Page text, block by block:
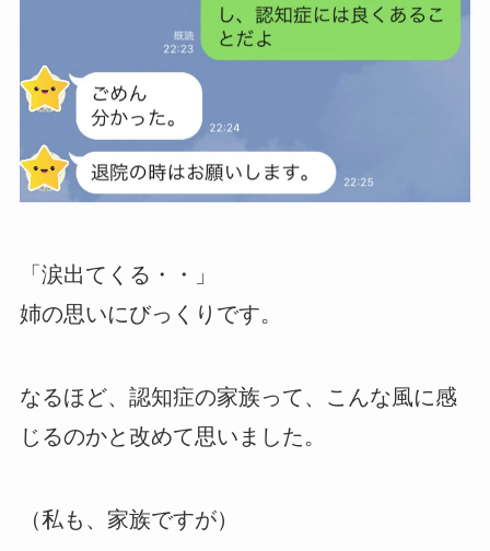
「涙出てくる・・」
姉の思いにびっくりです。
なるほど、認知症の家族って、こんな風に感
じるのかと改めて思いました。
（私も、家族ですが）